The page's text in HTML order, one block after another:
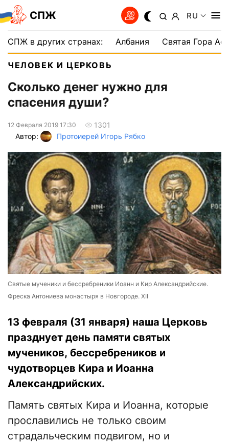
СПЖ RU
СПЖ в других странах: Албания Святая Гора
ЧЕЛОВЕК И ЦЕРКОВЬ
Сколько денег нужно для
спасения души?
12 Февраля 2019 17:30
1301
Автор:
Протоиерей Игорь Рябко
Святые мученики и бессребреники Иоанн и Кир Александрийские.
Фреска Антониева монастыря в Новгороде. XII
13 февраля (31 января) наша Церковь
празднует день памяти святых
мучеников, бессребреников и
чудотворцев Кира и Иоанна
Александрийских.
Память святых Кира и Иоанна, которые
прославились не только своим
страдальческим подвигом, но и